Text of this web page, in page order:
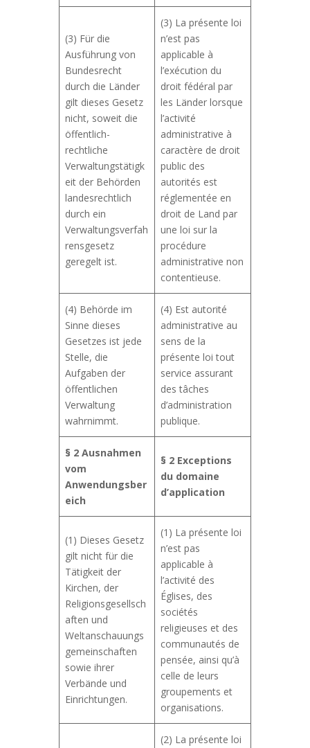
(3) Für die
Ausführung von
Bundesrecht
durch die Länder
gilt dieses Gesetz
nicht, soweit die
öffentlich-
rechtliche
Verwaltungstätigk
eit der Behörden
landesrechtlich
durch ein
Verwaltungsverfah
rensgesetz
geregelt ist.
(3) La présente loi
n’est pas
applicable à
l’exécution du
droit fédéral par
les Länder lorsque
l’activité
administrative à
caractère de droit
public des
autorités est
réglementée en
droit de Land par
une loi sur la
procédure
administrative non
contentieuse.
(4) Behörde im
Sinne dieses
Gesetzes ist jede
Stelle, die
Aufgaben der
öffentlichen
Verwaltung
wahrnimmt.
(4) Est autorité
administrative au
sens de la
présente loi tout
service assurant
des tâches
d’administration
publique.
§ 2 Ausnahmen
vom
Anwendungsber
eich
§ 2 Exceptions
du domaine
d’application
(1) Dieses Gesetz
gilt nicht für die
Tätigkeit der
Kirchen, der
Religionsgesellsch
aften und
Weltanschauungs
gemeinschaften
sowie ihrer
Verbände und
Einrichtungen.
(1) La présente loi
n’est pas
applicable à
l’activité des
Églises, des
sociétés
religieuses et des
communautés de
pensée, ainsi qu’à
celle de leurs
groupements et
organisations.
(2) La présente loi